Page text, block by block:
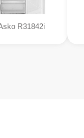
R31842i